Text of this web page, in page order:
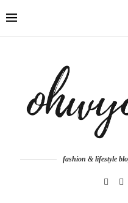
fashion & lifestyle